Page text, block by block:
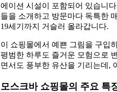
에이션 시설이 포함되어 있습니
들을 소개하고 방문마다 독특한
19세기까지 거슬러 올라갑니다.
이 쇼핑몰에서 예쁜 그림을 구입
평범한 하루도 즐거운 모험으로
면서도 풍부한 유산을 기리는데,
모스크바 쇼핑몰의 주요 특